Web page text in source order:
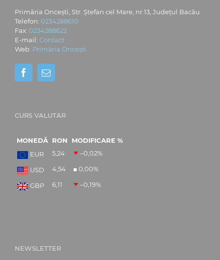
Primăria Oncești, Str. Ștefan cel Mare, nr.13, Județul Bacău
Telefon: 0234288610
Fax: 0234288622
E-mail: Contact
Web: Primăria Oncești
CURS VALUTAR
MONEDĂ RON
MODIFICARE %
EUR
5,24 –0,02%
USD 4,54 0,00%
GBP 6,11 –0,19%
NEWSLETTER